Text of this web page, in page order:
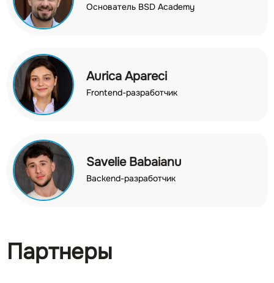
Основатель BSD Academy
Aurica Apareci
Frontend-разработчик
Savelie Babaianu
Backend-разработчик
Партнеры